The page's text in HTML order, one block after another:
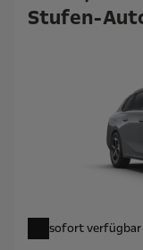
Stufen-
sofort verfügbar